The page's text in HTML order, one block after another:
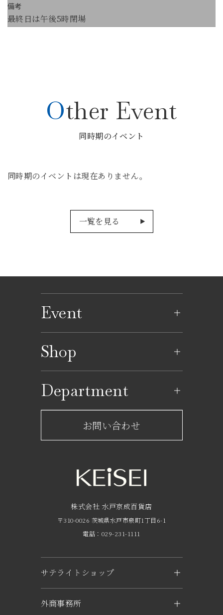
備考
最終日は午後5時閉場
Other Event
同時期のイベント
同時期のイベントは現在ありません。
一覧を見る
Event
イベントカレンダー
Shop
レストラン一覧
ショップからのお知らせ
フロアガイド
Department
サービスのご案内
京成友の会
京成ポイントカードについて
企業概要
求人情報
お問い合わせ
株式会社 水戸京成百貨店
〒310-0026 茨城県水戸市泉町1丁目6-1
電話：029-231-1111
サテライトショップ
KEiSEI ＆ owl（つくば）
外商事務所